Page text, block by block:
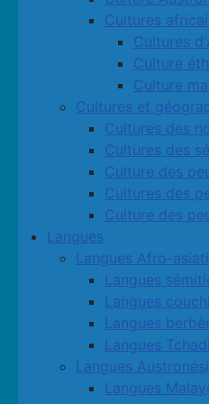
Cultures
Cultures
Culture
Culture
Cultures et
Cultures des
Cultures des
Culture des
Cultures des
Culture des
Langues
Langues Afro-
Langues
Langues
Langues
Langues
Langues
Langues